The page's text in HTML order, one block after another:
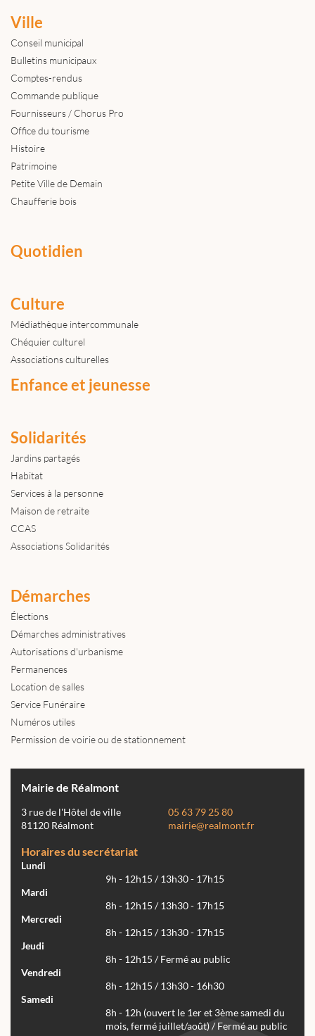
Ville
Conseil municipal
Bulletins municipaux
Comptes-rendus
Commande publique
Fournisseurs / Chorus Pro
Office du tourisme
Histoire
Patrimoine
Petite Ville de Demain
Chaufferie bois
Quotidien
Culture
Médiathèque intercommunale
Chéquier culturel
Associations culturelles
Enfance et jeunesse
Solidarités
Jardins partagés
Habitat
Services à la personne
Maison de retraite
CCAS
Associations Solidarités
Démarches
Élections
Démarches administratives
Autorisations d'urbanisme
Permanences
Location de salles
Service Funéraire
Numéros utiles
Permission de voirie ou de stationnement
Mairie de Réalmont
3 rue de l'Hôtel de ville
81120 Réalmont
05 63 79 25 80
mairie@realmont.fr
Horaires du secrétariat
Lundi
9h - 12h15 / 13h30 - 17h15
Mardi
8h - 12h15 / 13h30 - 17h15
Mercredi
8h - 12h15 / 13h30 - 17h15
Jeudi
8h - 12h15 / Fermé au public
Vendredi
8h - 12h15 / 13h30 - 16h30
Samedi
8h - 12h (ouvert le 1er et 3ème samedi du
mois, fermé juillet/août) / Fermé au public